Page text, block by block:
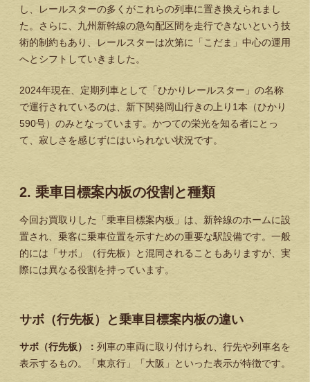
し、レールスターの多くがこれらの列車に置き換えられまし
た。さらに、九州新幹線の急勾配区間を走行できないという技
術的制約もあり、レールスターは次第に「こだま」中心の運用
へとシフトしていきました。
2024年現在、定期列車として「ひかりレールスター」の名称
で運行されているのは、新下関発岡山行きの上り1本（ひかり
590号）のみとなっています。かつての栄光を知る者にとっ
て、寂しさを感じずにはいられない状況です。
2. 乗車目標案内板の役割と種類
今回お買取りした「乗車目標案内板」は、新幹線のホームに設
置され、乗客に乗車位置を示すための重要な駅設備です。一般
的には「サボ」（行先板）と混同されることもありますが、実
際には異なる役割を持っています。
サボ（行先板）と乗車目標案内板の違い
サボ（行先板）： 列車の車両に取り付けられ、行先や列車名を
表示するもの。「東京行」「大阪」といった表示が特徴です。